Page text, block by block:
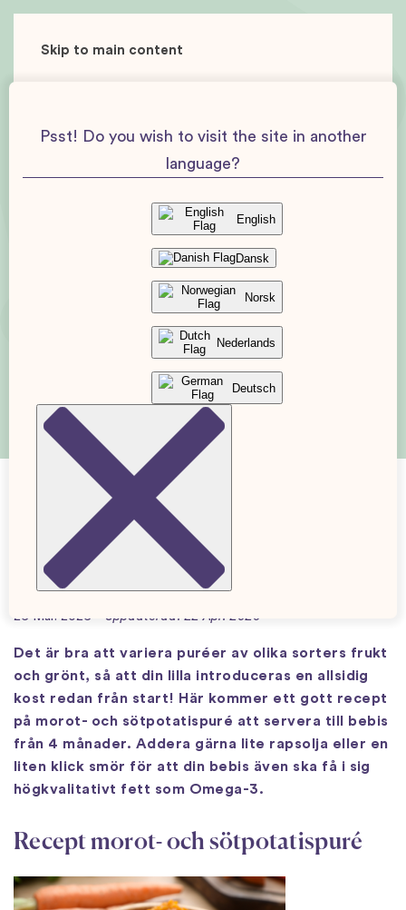
Skip to main content
Morot- och sötpotatispuré (från 4
månader)
26 Mar. 2026 Uppdaterad: 22 Apr. 2026
Det är bra att variera puréer av olika sorters frukt
och grönt, så att din lilla introduceras en allsidig
kost redan från start! Här kommer ett gott recept
på morot- och sötpotatispuré att servera till bebis
från 4 månader. Addera gärna lite rapsolja eller en
liten klick smör för att din bebis även ska få i sig
högkvalitativt fett som Omega-3.
Recept morot- och sötpotatispuré
Psst! Do you wish to visit the site in another
language?
English
Dansk
Norsk
Nederlands
Deutsch